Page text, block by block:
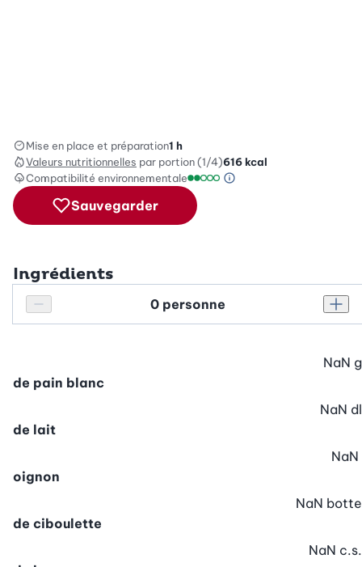
Mise en place et préparation1 h
Valeurs nutritionnelles par portion (1/4)616kcal
Compatibilité environnementale
Échelle de compatibilité
Information sur
Sauvegarder
Ingrédients
Réduire le nombre de personnes
Personnes
de pain blanc
NaN g
de lait
NaN dl
oignon
NaN
de ciboulette
NaN botte
NaN c.s.